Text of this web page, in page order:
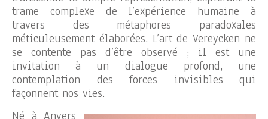
trame complexe de l’expérience humaine à
travers des métaphores paradoxales
méticuleusement élaborées. L’art de Vereycken ne
se contente pas d’être observé ; il est une
invitation à un dialogue profond, une
contemplation des forces invisibles qui
façonnent nos vies.